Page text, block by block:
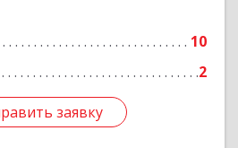
10
2
заявку
Подробнее
заявку